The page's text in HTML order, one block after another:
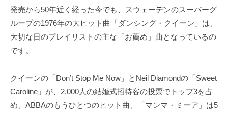
h
y
a
ト
発売から50年近く経った今でも、スウェーデンのスーパーグ
ループの1976年の大ヒット曲「ダンシング・クイーン」は、
大切な日のプレイリストの主な「お薦め」曲となっているの
です。
クイーンの「Don’t Stop Me Now」とNeil Diamondの「Sweet
Caroline」が、2,000人の結婚式招待客の投票でトップ3を占
め、ABBAのもうひとつのヒット曲、「マンマ・ミーア」は5